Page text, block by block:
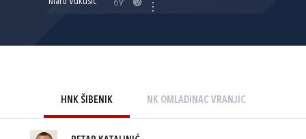
69'
HNK ŠIBENIK NK OMLADINAC VRANJIC